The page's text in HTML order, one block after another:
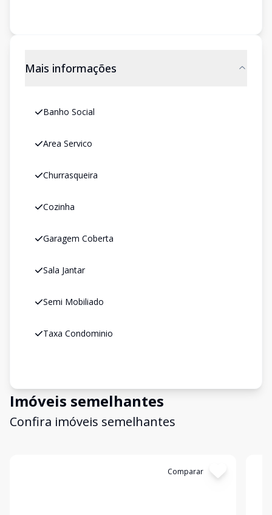
Mais informações
Banho Social
Area Servico
Churrasqueira
Cozinha
Garagem Coberta
Sala Jantar
Semi Mobiliado
Taxa Condominio
Imóveis semelhantes
Confira imóveis semelhantes
Comparar